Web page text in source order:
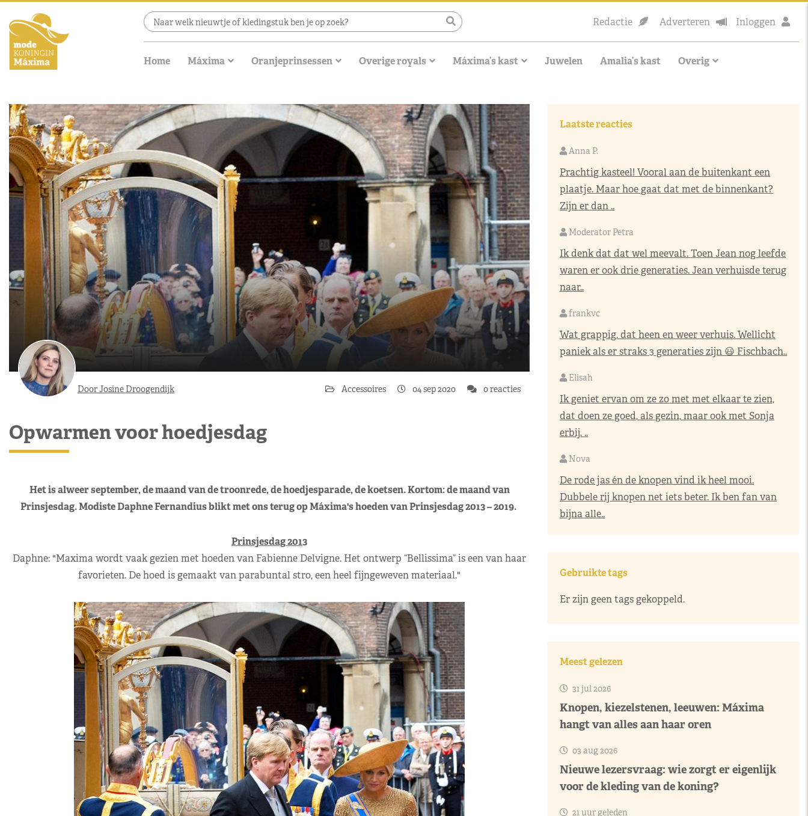
Redactie Adverteren Inloggen
Home Máxima Oranjeprinsessen Overige royals Máxima’s kast Juwelen Amalia’s kast Overig
Door Josine Droogendijk Accessoires 04 sep 2020 0 reacties
Opwarmen voor hoedjesdag
Het is alweer september, de maand van de troonrede, de hoedjesparade, de koetsen. Kortom: de maand van
Prinsjesdag. Modiste Daphne Fernandius blikt met ons terug op Máxima's hoeden van Prinsjesdag 2013 – 2019.
Prinsjesdag 2013
Daphne: "Maxima wordt vaak gezien met hoeden van Fabienne Delvigne. Het ontwerp “Bellissima” is een van haar
favorieten. De hoed is gemaakt van parabuntal stro, een heel fijngeweven materiaal."
Laatste reacties
Anna P.
Prachtig kasteel! Vooral aan de buitenkant een
plaatje. Maar hoe gaat dat met de binnenkant?
Zijn er dan ..
Moderator Petra
Ik denk dat dat wel meevalt. Toen Jean nog leefde
waren er ook drie generaties. Jean verhuisde terug
naar..
frankvc
Wat grappig, dat heen en weer verhuis. Wellicht
paniek als er straks 3 generaties zijn 😃 Fischbach..
Elisah
Ik geniet ervan om ze zo met met elkaar te zien,
dat doen ze goed, als gezin, maar ook met Sonja
erbij. ..
Nova
De rode jas én de knopen vind ik heel mooi.
Dubbele rij knopen net iets beter. Ik ben fan van
bijna alle..
Gebruikte tags
Er zijn geen tags gekoppeld.
Meest gelezen
31 jul 2026
Knopen, kiezelstenen, leeuwen: Máxima
hangt van alles aan haar oren
03 aug 2026
Nieuwe lezersvraag: wie zorgt er eigenlijk
voor de kleding van de koning?
21 uur geleden